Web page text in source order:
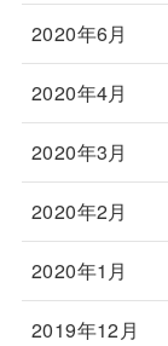
2020年6月
2020年4月
2020年3月
2020年2月
2020年1月
2019年12月